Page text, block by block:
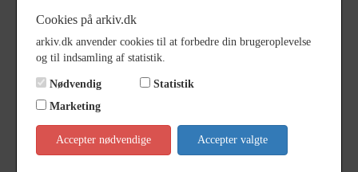
Dateringsnote
Fotograf Ukendt
Se på kort
Type Sogn (1000-2050)
Enhed Terslev Sogn (1000-2050)
Cookies på arkiv.dk
arkiv.dk anvender cookies til at forbedre din brugeroplevelse
og til indsamling af statistik.
Nødvendig
Statistik
Marketing
Accepter nødvendige Accepter valgte